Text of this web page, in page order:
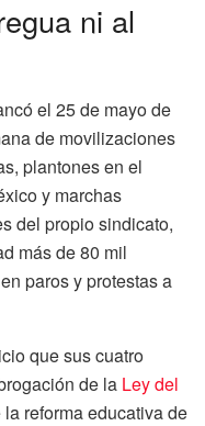
ni al
el 25 de mayo de
de movilizaciones
plantones en el
y marchas
del propio sindicato,
más de 80 mil
paros y protestas a
que sus cuatro
de la Ley del
reforma educativa de